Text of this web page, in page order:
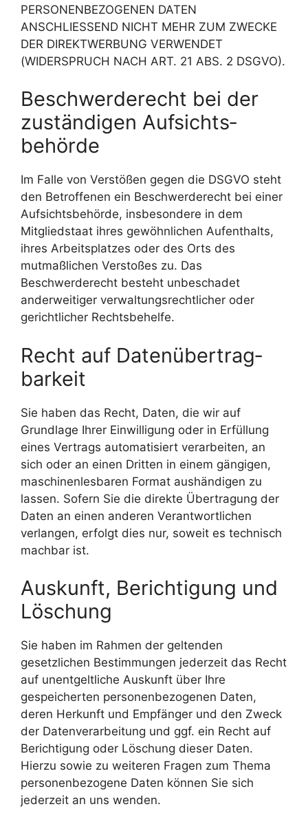
PERSONENBEZOGENEN DATEN
ANSCHLIESSEND NICHT MEHR ZUM ZWECKE
DER DIREKTWERBUNG VERWENDET
(WIDERSPRUCH NACH ART. 21 ABS. 2 DSGVO).
Beschwerde­recht bei der
zuständigen Aufsichts­
behörde
Im Falle von Verstößen gegen die DSGVO steht
den Betroffenen ein Beschwerderecht bei einer
Aufsichtsbehörde, insbesondere in dem
Mitgliedstaat ihres gewöhnlichen Aufenthalts,
ihres Arbeitsplatzes oder des Orts des
mutmaßlichen Verstoßes zu. Das
Beschwerderecht besteht unbeschadet
anderweitiger verwaltungsrechtlicher oder
gerichtlicher Rechtsbehelfe.
Recht auf Daten­übertrag­
barkeit
Sie haben das Recht, Daten, die wir auf
Grundlage Ihrer Einwilligung oder in Erfüllung
eines Vertrags automatisiert verarbeiten, an
sich oder an einen Dritten in einem gängigen,
maschinenlesbaren Format aushändigen zu
lassen. Sofern Sie die direkte Übertragung der
Daten an einen anderen Verantwortlichen
verlangen, erfolgt dies nur, soweit es technisch
machbar ist.
Auskunft, Berichtigung und
Löschung
Sie haben im Rahmen der geltenden
gesetzlichen Bestimmungen jederzeit das Recht
auf unentgeltliche Auskunft über Ihre
gespeicherten personenbezogenen Daten,
deren Herkunft und Empfänger und den Zweck
der Datenverarbeitung und ggf. ein Recht auf
Berichtigung oder Löschung dieser Daten.
Hierzu sowie zu weiteren Fragen zum Thema
personenbezogene Daten können Sie sich
jederzeit an uns wenden.